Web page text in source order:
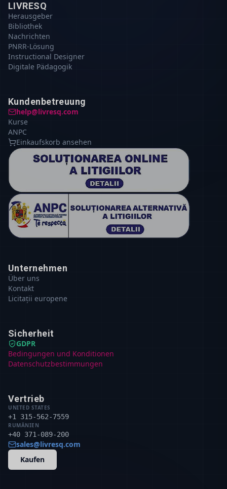
LIVRESQ
Herausgeber
Bibliothek
Nachrichten
PNRR-Lösung
Instructional Designer
Digitale Pädagogik
Kundenbetreuung
help@livresq.com
Kurse
ANPC
Einkaufskorb ansehen
Unternehmen
Über uns
Kontakt
Licitații europene
Sicherheit
GDPR
Bedingungen und Konditionen
Datenschutzbestimmungen
Vertrieb
UNITED STATES
+1 315-562-7559
RUMÄNIEN
+40 371-089-200
sales@livresq.com
Kaufen